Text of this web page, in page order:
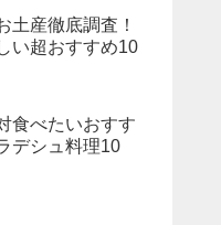
土産徹底調査！
い超おすすめ10
食べたいおすす
デシュ料理10